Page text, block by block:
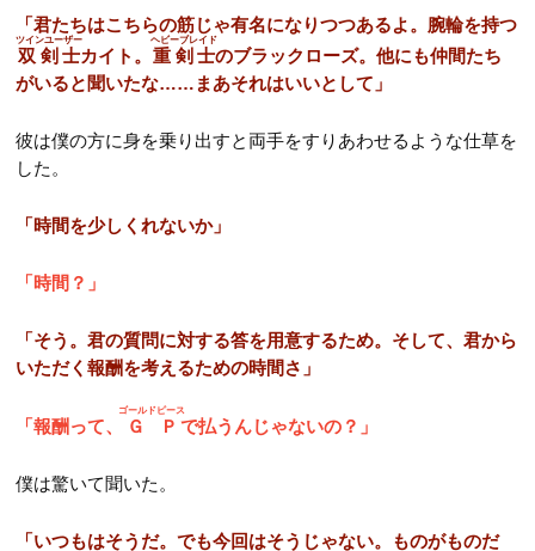
「君たちはこちらの筋じゃ有名になりつつあるよ。腕輪を持つ
双剣士
ツインユーザー
カイト。 重剣士
ヘビーブレイド
のブラックローズ。他にも仲間たち
がいると聞いたな……まあそれはいいとして」
彼は僕の方に身を乗り出すと両手をすりあわせるような仕草を
した。
「時間を少しくれないか」
「時間？」
「そう。君の質問に対する答を用意するため。そして、君から
いただく報酬を考えるための時間さ」
「報酬って、 ＧＰ
ゴールドピース
で払うんじゃないの？」
僕は驚いて聞いた。
「いつもはそうだ。でも今回はそうじゃない。ものがものだ